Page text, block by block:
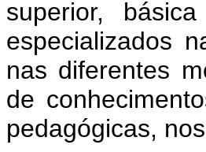
superior,
especializados
nas diferentes
de
pedagógicas,